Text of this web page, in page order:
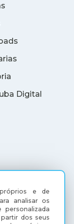
e de
analisar os
personalizada
dos seus
Digital